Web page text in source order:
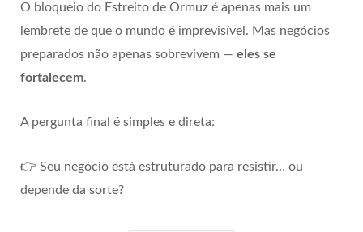
O bloqueio do Estreito de Ormuz é apenas mais um
lembrete de que o mundo é imprevisível. Mas negócios
preparados não apenas sobrevivem — eles se
fortalecem.
A pergunta final é simples e direta:
👉 Seu negócio está estruturado para resistir… ou
depende da sorte?